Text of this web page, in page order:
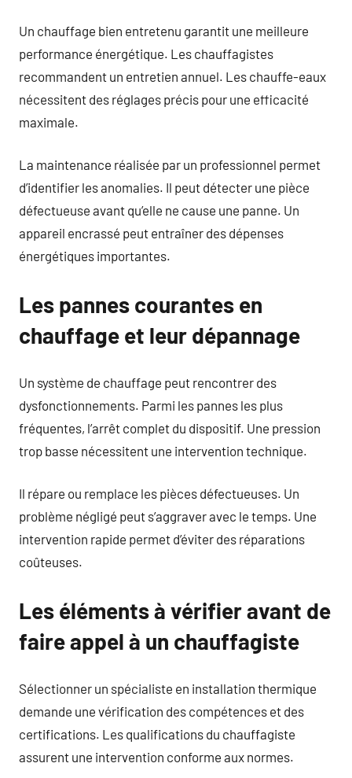
Un chauffage bien entretenu garantit une meilleure
performance énergétique. Les chauffagistes
recommandent un entretien annuel. Les chauffe-eaux
nécessitent des réglages précis pour une efficacité
maximale.
La maintenance réalisée par un professionnel permet
d’identifier les anomalies. Il peut détecter une pièce
défectueuse avant qu’elle ne cause une panne. Un
appareil encrassé peut entraîner des dépenses
énergétiques importantes.
Les pannes courantes en
chauffage et leur dépannage
Un système de chauffage peut rencontrer des
dysfonctionnements. Parmi les pannes les plus
fréquentes, l’arrêt complet du dispositif. Une pression
trop basse nécessitent une intervention technique.
Il répare ou remplace les pièces défectueuses. Un
problème négligé peut s’aggraver avec le temps. Une
intervention rapide permet d’éviter des réparations
coûteuses.
Les éléments à vérifier avant de
faire appel à un chauffagiste
Sélectionner un spécialiste en installation thermique
demande une vérification des compétences et des
certifications. Les qualifications du chauffagiste
assurent une intervention conforme aux normes.